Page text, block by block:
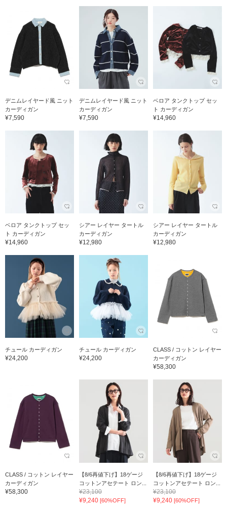
デニムレイヤード風 ニット
カーディガン
¥7,590
デニムレイヤード風 ニット
カーディガン
¥7,590
ベロア タンクトップ セッ
ト カーディガン
¥14,960
ベロア タンクトップ セッ
ト カーディガン
¥14,960
シアー レイヤー タートル
カーディガン
¥12,980
シアー レイヤー タートル
カーディガン
¥12,980
チュール カーディガン
¥24,200
チュール カーディガン
¥24,200
CLASS / コットン レイヤー
カーディガン
¥58,300
CLASS / コットン レイヤー
カーディガン
¥58,300
【8/6再値下げ】18ゲージ
コットンアセテート ロン...
¥23,100
¥9,240 [60%OFF]
【8/6再値下げ】18ゲージ
コットンアセテート ロン...
¥23,100
¥9,240 [60%OFF]